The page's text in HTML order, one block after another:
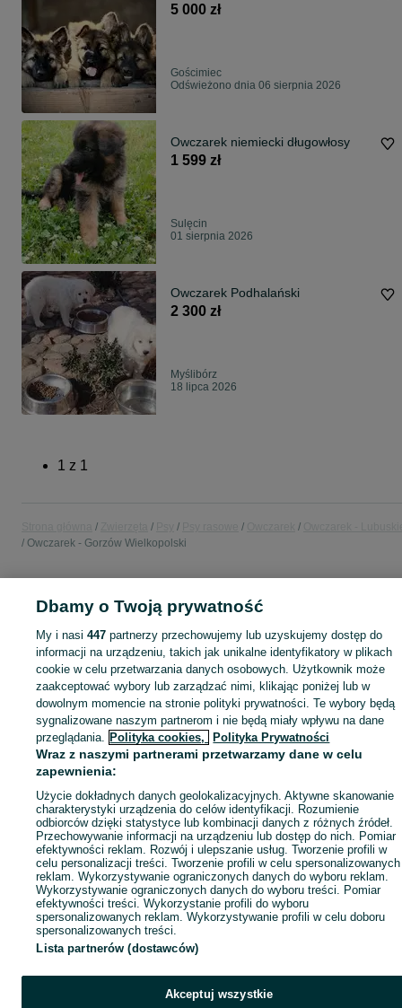
5 000 zł
Gościmiec
Odświeżono dnia 06 sierpnia 2026
Owczarek niemiecki długowłosy
1 599 zł
Sulęcin
01 sierpnia 2026
Owczarek Podhalański
2 300 zł
Myślibórz
18 lipca 2026
1 z 1
Owczarek - Gorzów Wielkopolski
Sprzedaż owczarków Gorzów Wielkopolski ▶️ Szczenięta i dorosłe psy z rodowodem oraz bez ✅ Niemieckie, belgijskie, podhalańskie i inne ☝ Sprawdź ceny na OLX.pl! Zobacz
Mapa kategorii
Mapa miejscowości
Mapa ministron
Popularne wyszukiwania
Dbamy o Twoją prywatność
My i nasi447 partnerzy przechowujemy lub uzyskujemy dostęp do
informacji na urządzeniu, takich jak unikalne identyfikatory w plikach
cookie w celu przetwarzania danych osobowych. Użytkownik może
zaakceptować wybory lub zarządzać nimi, klikając poniżej lub w
dowolnym momencie na stronie polityki prywatności. Te wybory będą
sygnalizowane naszym partnerom i nie będą miały wpływu na dane
przeglądania. Polityka cookies, Polityka Prywatności
Wraz z naszymi partnerami przetwarzamy dane w celu
zapewnienia:
Użycie dokładnych danych geolokalizacyjnych. Aktywne skanowanie
charakterystyki urządzenia do celów identyfikacji. Rozumienie
odbiorców dzięki statystyce lub kombinacji danych z różnych źródeł.
Przechowywanie informacji na urządzeniu lub dostęp do nich. Pomiar
efektywności reklam. Rozwój i ulepszanie usług. Tworzenie profili w
celu personalizacji treści. Tworzenie profili w celu spersonalizowanych
reklam. Wykorzystywanie ograniczonych danych do wyboru reklam.
Wykorzystywanie ograniczonych danych do wyboru treści. Pomiar
efektywności treści. Wykorzystanie profili do wyboru
spersonalizowanych reklam. Wykorzystywanie profili w celu doboru
spersonalizowanych treści.
Lista partnerów (dostawców)
Akceptuj wszystkie